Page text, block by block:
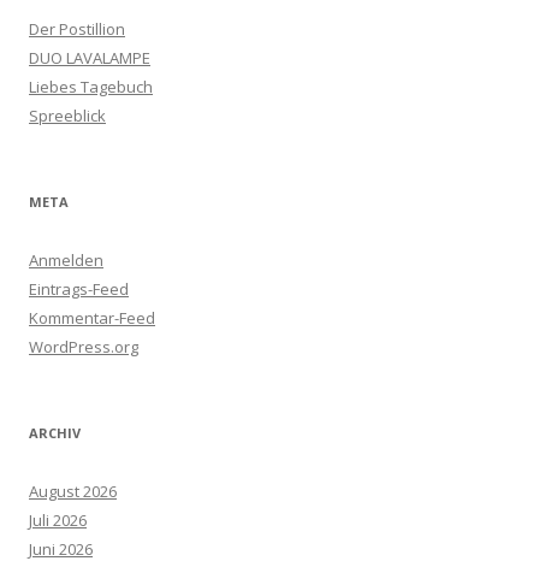
Der Postillion
DUO LAVALAMPE
Liebes Tagebuch
Spreeblick
META
Anmelden
Eintrags-Feed
Kommentar-Feed
WordPress.org
ARCHIV
August 2026
Juli 2026
Juni 2026